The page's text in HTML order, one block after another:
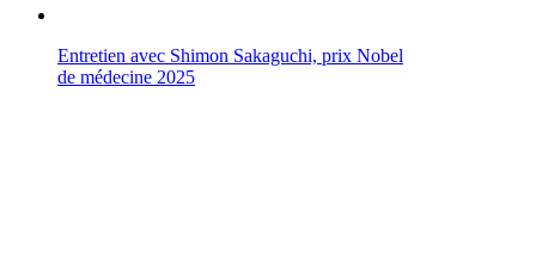
Entretien avec Shimon Sakaguchi, prix Nobel
de médecine 2025